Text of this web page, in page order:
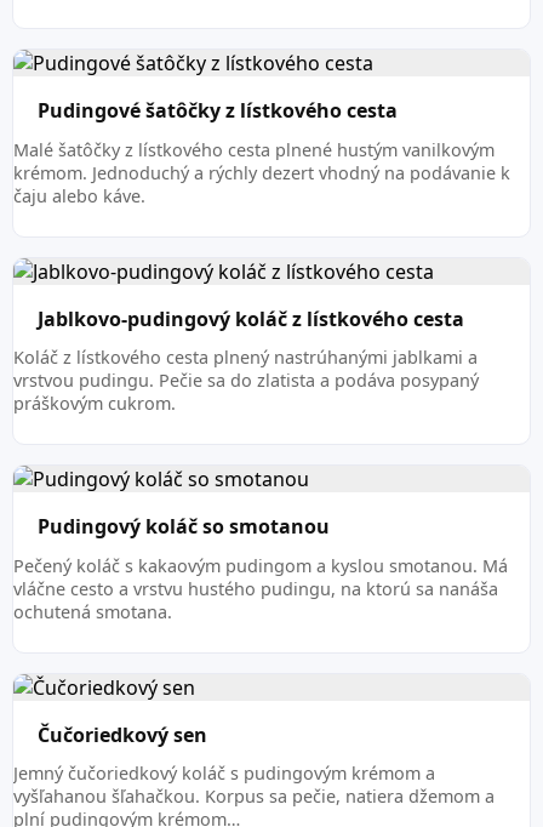
Pudingové šatôčky z lístkového cesta
Malé šatôčky z lístkového cesta plnené hustým vanilkovým
krémom. Jednoduchý a rýchly dezert vhodný na podávanie k
čaju alebo káve.
Jablkovo-pudingový koláč z lístkového cesta
Koláč z lístkového cesta plnený nastrúhanými jablkami a
vrstvou pudingu. Pečie sa do zlatista a podáva posypaný
práškovým cukrom.
Pudingový koláč so smotanou
Pečený koláč s kakaovým pudingom a kyslou smotanou. Má
vláčne cesto a vrstvu hustého pudingu, na ktorú sa nanáša
ochutená smotana.
Čučoriedkový sen
Jemný čučoriedkový koláč s pudingovým krémom a
vyšľahanou šľahačkou. Korpus sa pečie, natiera džemom a
plní pudingovým krémom…